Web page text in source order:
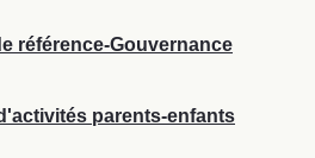
référence-Gouvernance
parents-enfants